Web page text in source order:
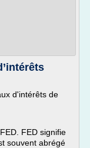
d'intérêts de
FED signifie
souvent abrégé